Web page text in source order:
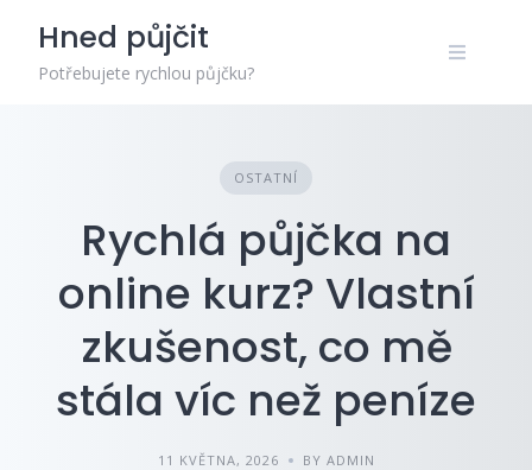
content
Hned půjčit
Potřebujete rychlou půjčku?
OSTATNÍ
Rychlá půjčka na
online kurz? Vlastní
zkušenost, co mě
stála víc než peníze
11 KVĚTNA, 2026 BY ADMIN